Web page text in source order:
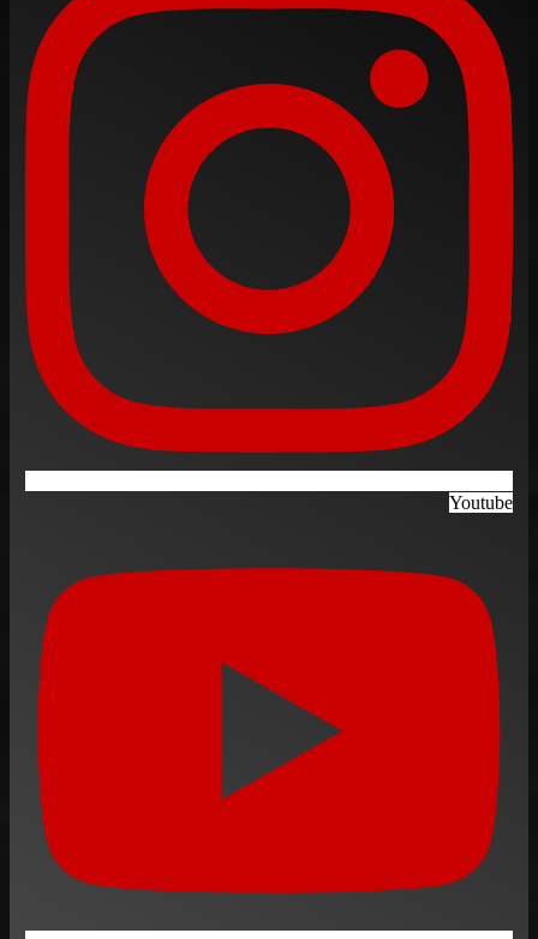
Youtube